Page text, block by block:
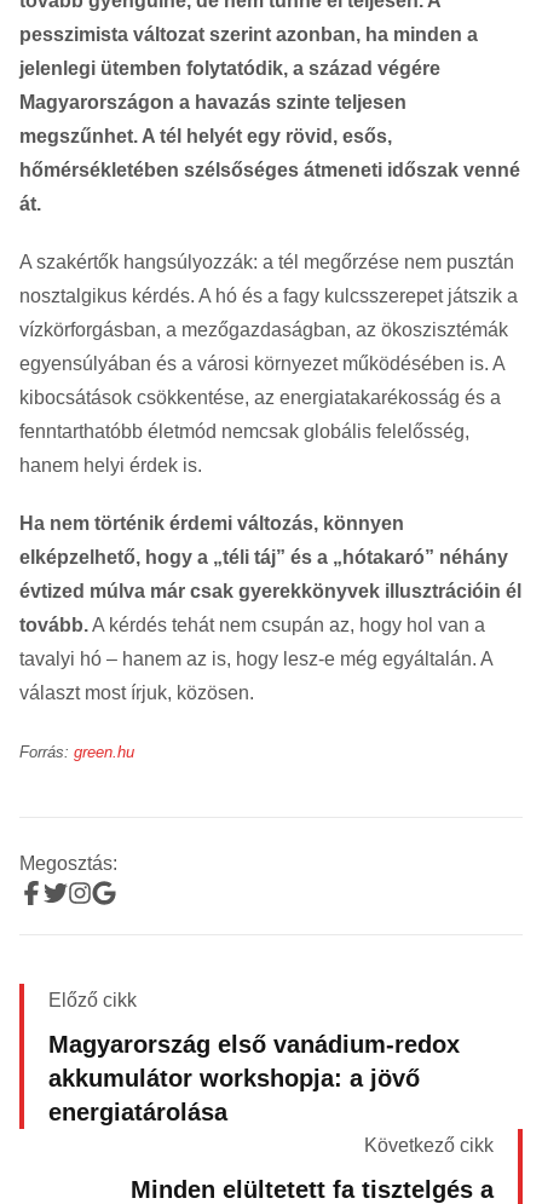
pesszimista változat szerint azonban, ha minden a
jelenlegi ütemben folytatódik, a század végére
Magyarországon a havazás szinte teljesen
megszűnhet. A tél helyét egy rövid, esős,
hőmérsékletében szélsőséges átmeneti időszak venné
át.
A szakértők hangsúlyozzák: a tél megőrzése nem pusztán
nosztalgikus kérdés. A hó és a fagy kulcsszerepet játszik a
vízkörforgásban, a mezőgazdaságban, az ökoszisztémák
egyensúlyában és a városi környezet működésében is. A
kibocsátások csökkentése, az energiatakarékosság és a
fenntarthatóbb életmód nemcsak globális felelősség,
hanem helyi érdek is.
Ha nem történik érdemi változás, könnyen
elképzelhető, hogy a „téli táj” és a „hótakaró” néhány
évtized múlva már csak gyerekkönyvek illusztrációin él
tovább.A kérdés tehát nem csupán az, hogy hol van a
tavalyi hó – hanem az is, hogy lesz-e még egyáltalán. A
választ most írjuk, közösen.
Forrás: green.hu
Megosztás:
Előző cikk
Magyarország első vanádium-redox
akkumulátor workshopja: a jövő
energiatárolása
Következő cikk
Minden elültetett fa tisztelgés a